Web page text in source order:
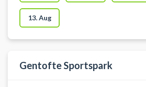
og omklædning muligt. Medbring
selv bolde og ketchere samt
indendørs indendørssko med lyse
såler eller Non-Marking sko.
13. Aug
Gentofte Sportspark